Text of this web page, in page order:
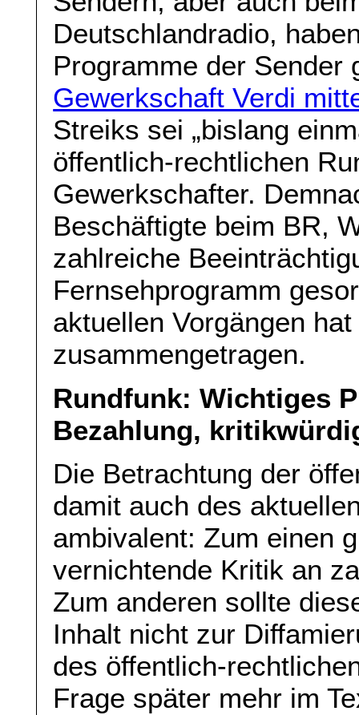
Deutschlandradio,
Programme der Sender
Gewerkschaft Verdi
Streiks sei „bislang
öffentlich-rechtlichen
Gewerkschafter.
Beschäftigte beim BR,
zahlreiche
Fernsehprogramm
aktuellen Vorgängen
zusammengetragen.
Rundfunk: Wichtiges
Bezahlung,
Die Betrachtung der
damit auch des
ambivalent: Zum einen
vernichtende Kritik an
Zum anderen sollte
Inhalt nicht zur
des öffentlich-
Frage später mehr im